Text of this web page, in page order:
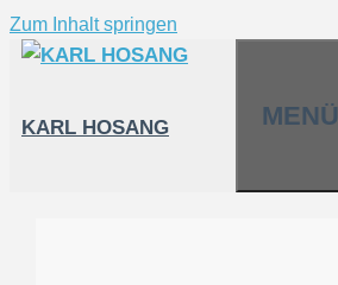
Zum Inhalt springen
KARL HOSANG MENÜ